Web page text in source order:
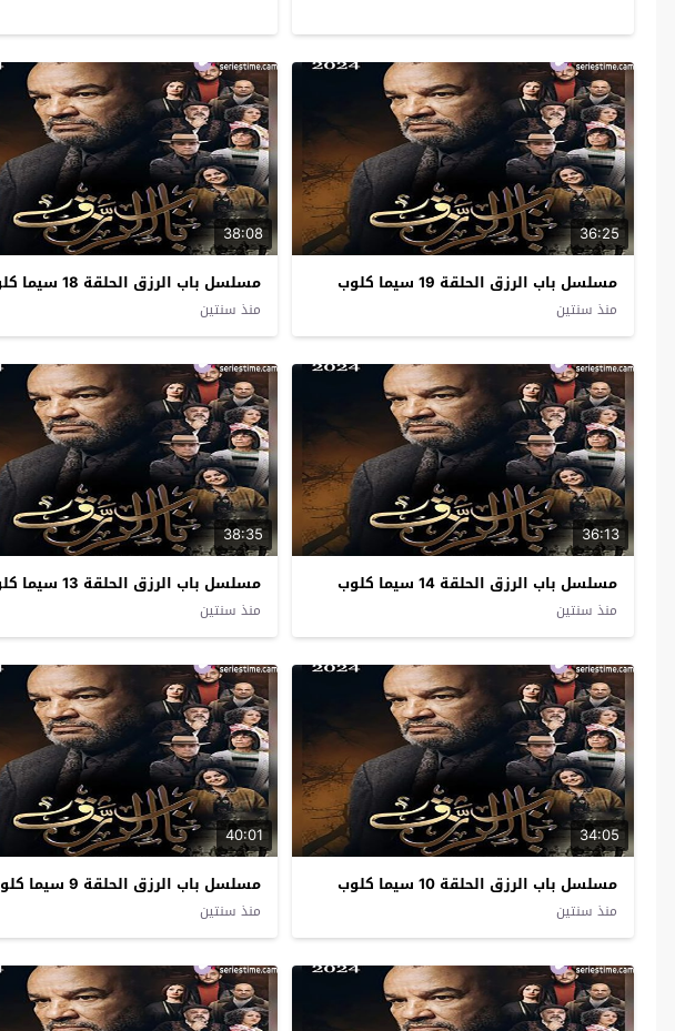
36:25
مسلسل باب الرزق الحلقة 19 سيما كلوب
منذ سنتين
38:08
مسلسل باب الرزق الحلقة 18 سيما كلوب
منذ سنتين
36:13
مسلسل باب الرزق الحلقة 14 سيما كلوب
منذ سنتين
38:35
مسلسل باب الرزق الحلقة 13 سيما كلوب
منذ سنتين
34:05
مسلسل باب الرزق الحلقة 10 سيما كلوب
منذ سنتين
40:01
مسلسل باب الرزق الحلقة 9 سيما كلوب
منذ سنتين